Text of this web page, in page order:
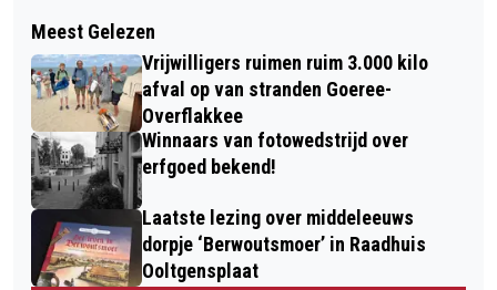
WE VINDEN HET STEEDS MOEILIJKER
ATTENT TE ZIJN
GOEDEMORGEN, HET IS VANDAAG
VRIJDAG 31 JANUARI
Meest Gelezen
Vrijwilligers ruimen ruim 3.000 kilo
afval op van stranden Goeree-
Overflakkee
Winnaars van fotowedstrijd over
erfgoed bekend!
Laatste lezing over middeleeuws
dorpje ‘Berwoutsmoer’ in Raadhuis
Ooltgensplaat